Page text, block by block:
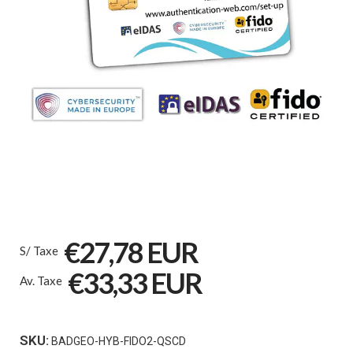
S/ Taxe €27,78 EUR
Av. Taxe €33,33 EUR
SKU: BADGEO-HYB-FIDO2-QSCD